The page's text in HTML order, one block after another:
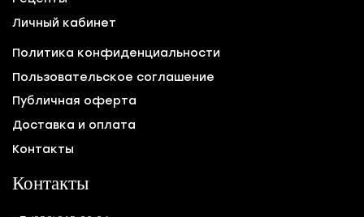
Личный кабинет
Политика конфиденциальности
Пользовательское соглашение
Публичная оферта
Доставка и оплата
Контакты
Контакты